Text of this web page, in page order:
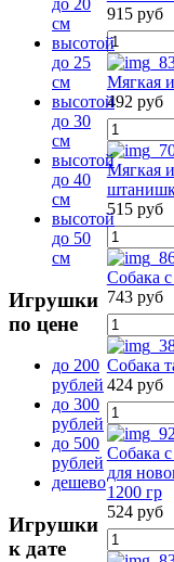
915 руб
Мягкая
492 руб
Мягкая
515 руб
Собака
743 руб
Собака
424 руб
Собака
для
1200 гр
524 руб
см
высотой
до 25
см
высотой
до 30
см
высотой
до 40
см
высотой
до 50
см
Игрушки
по цене
до 200
рублей
до 300
рублей
до 500
рублей
дешево
Игрушки
к дате